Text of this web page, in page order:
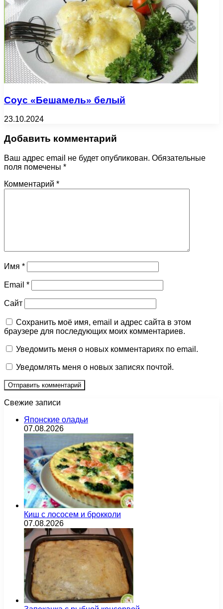
Соус «Бешамель» белый
23.10.2024
Добавить комментарий
Ваш адрес email не будет опубликован. Обязательные
поля помечены *
Комментарий *
Имя *
Email *
Сайт
Сохранить моё имя, email и адрес сайта в этом
браузере для последующих моих комментариев.
Уведомить меня о новых комментариях по email.
Уведомлять меня о новых записях почтой.
Свежие записи
Японские оладьи
07.08.2026
Киш с лососем и брокколи
07.08.2026